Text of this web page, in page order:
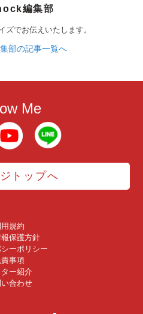
編集部
ズでお伝えいたします。
部の記事一覧へ
Me
トップへ
規約
保護方針
ーポリシー
事項
ター紹介
い合わせ